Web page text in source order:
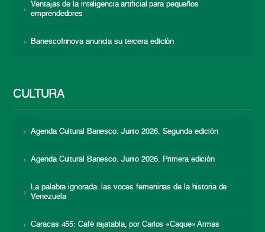
Ventajas de la inteligencia artificial para pequeños
emprendedores
BanescoInnova anuncia su tercera edición
CULTURA
Agenda Cultural Banesco. Junio 2026. Segunda edición
Agenda Cultural Banesco. Junio 2026. Primera edición
La palabra ignorada: las voces femeninas de la historia de
Venezuela
Caracas 455: Café rajatabla, por Carlos «Caque» Armas